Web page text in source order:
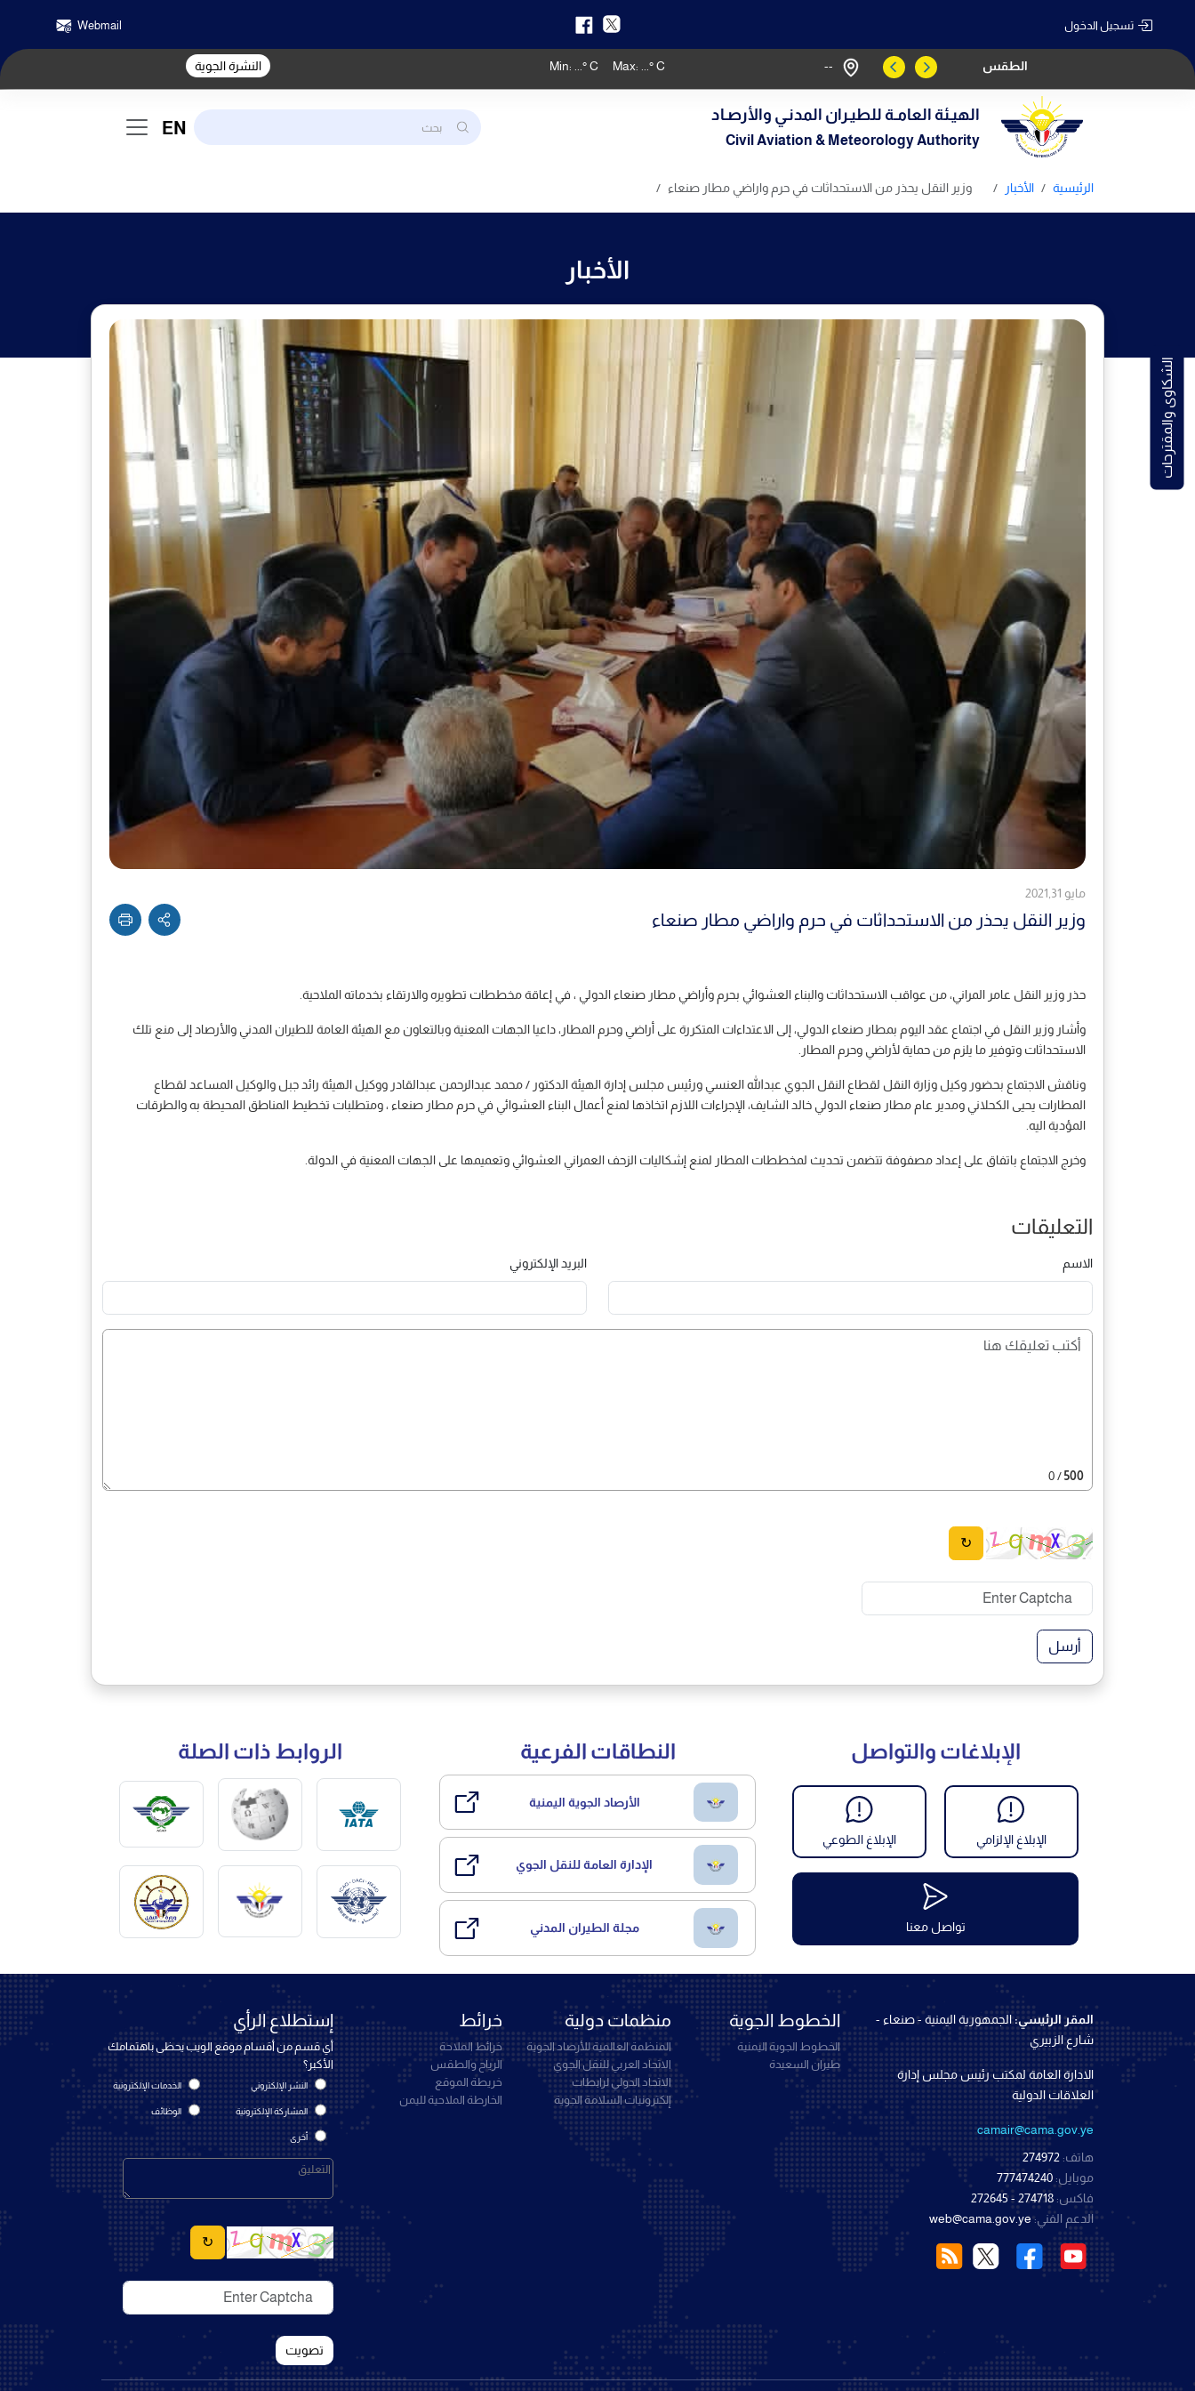
تسجيل الدخول Webmail
الطقس --
Max: ° C
Min: ° C النشرة الجوية
الهيـئة العامـة للطيـران المدنـي والأرصـاد
Civil Aviation & Meteorology Authority
EN
الشكاوى والمقترحات
الرئيسية الأخبار وزير النقل يحذر من الاستحداثات في حرم واراضي مطار صنعاء
الأخبار
مايو 2021,31
وزير النقل يحذر من الاستحداثات في حرم واراضي مطار صنعاء
حذر وزير النقل عامر المراني، من عواقب الاستحداثات والبناء العشوائي بحرم وأراضي مطار صنعاء الدولي ، في إعاقة مخططات تطويره والارتقاء بخدماته الملاحية.
وأشار وزير النقل في اجتماع عقد اليوم بمطار صنعاء الدولي، إلى الاعتداءات المتكررة على أراضي وحرم المطار، داعيا الجهات المعنية وبالتعاون مع الهيئة العامة للطيران المدني والأرصاد إلى منع تلك
الاستحداثات وتوفير ما يلزم من حماية لأراضي وحرم المطار.
وناقش الاجتماع بحضور وكيل وزارة النقل لقطاع النقل الجوي عبدالله العنسي ورئيس مجلس إدارة الهيئة الدكتور / محمد عبدالرحمن عبدالقادر ووكيل الهيئة رائد جبل والوكيل المساعد لقطاع
المطارات يحيى الكحلاني ومدير عام مطار صنعاء الدولي خالد الشايف، الإجراءات اللازم اتخاذها لمنع أعمال البناء العشوائي في حرم مطار صنعاء ، ومتطلبات تخطيط المناطق المحيطة به والطرقات
المؤدية اليه.
وخرج الاجتماع باتفاق على إعداد مصفوفة تتضمن تحديث لمخططات المطار لمنع إشكاليات الزحف العمراني العشوائي وتعميمها على الجهات المعنية في الدولة.
التعليقات
الاسم البريد الإلكتروني
500
/ 0
↻
أرسل
الإبلاغات والتواصل
الإبلاغ الإلزامي الإبلاغ الطوعي
تواصل معنا
النطاقات الفرعية
الأرصاد الجوية اليمنية
الإدارة العامة للنقل الجوي
مجلة الطيران المدني
الروابط ذات الصلة
المقر الرئيسي:الجمهورية اليمنية - صنعاء -
شارع الزبيري
الادارة العامة لمكتب رئيس مجلس إدارة
العلاقات الدولية
camair@cama.gov.ye
هاتف: 274972
موبايل: 777474240
فاكس: 274718 - 272645
الدعم الفني:web@cama.gov.ye
الخطوط الجوية
الخطوط الجوية اليمنية
طيران السعيدة
منظمات دولية
المنظمة العالمية للأرصاد الجوية
الاتحاد العربي للنقل الجوي
الاتحاد الدولي لرابطات
إلكترونيات السلامة الجوية
خرائط
خرائط الملاحة
الرياح والطقس
خريطة الموقع
الخارطة الملاحية لليمن
إستطلاع الرأي
أي قسم من أقسام موقع الويب يحظى باهتمامك
الأكبر؟
النشر الإلكتروني الخدمات الإلكترونية
المشاركة الإلكترونية الوظائف
أخرى
↻
تصويت